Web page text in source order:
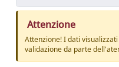
Attenzione
Attenzione! I dati
validazione da parte